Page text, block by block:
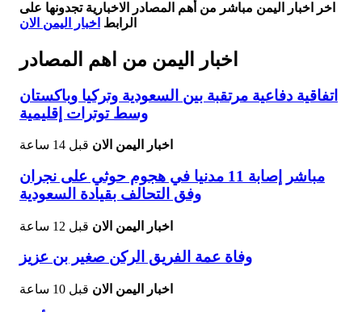
اخر اخبار اليمن مباشر من أهم المصادر الاخبارية تجدونها على
الرابط اخبار اليمن الان
اخبار اليمن من اهم المصادر
اتفاقية دفاعية مرتقبة بين السعودية وتركيا وباكستان
وسط توترات إقليمية
اخبار اليمن الان قبل 14 ساعة
مباشر إصابة 11 مدنيا في هجوم حوثي على نجران
وفق التحالف بقيادة السعودية
اخبار اليمن الان قبل 12 ساعة
وفاة عمة الفريق الركن صغير بن عزيز
اخبار اليمن الان قبل 10 ساعة